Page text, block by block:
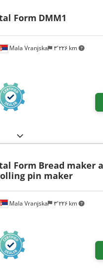
Mala Vranjska ۳٬۲۲۶ km
Form DMM1
Mala Vranjska ۳٬۲۲۶ km
Form Bread maker
pin maker